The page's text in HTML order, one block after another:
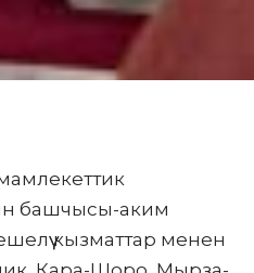
башчысы-аким
кызматтар менен